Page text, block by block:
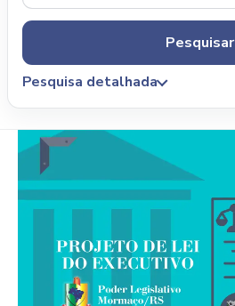
Pesquisar
Pesquisa detalhada